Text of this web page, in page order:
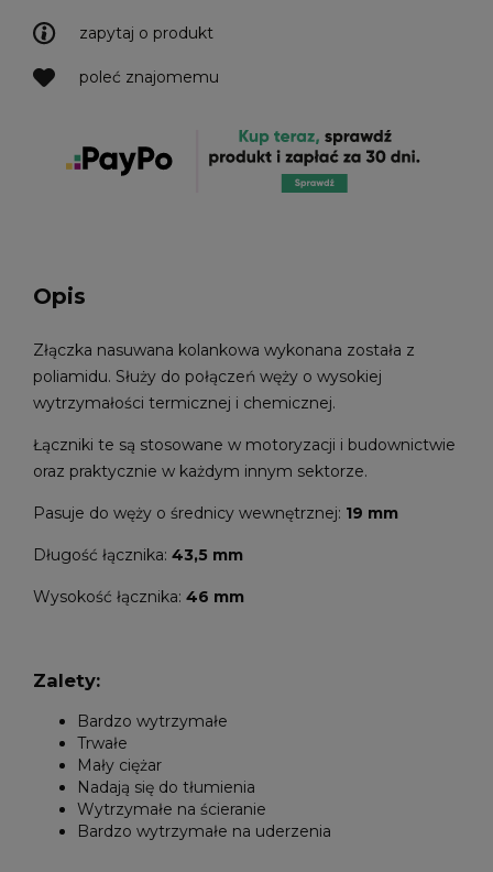
zapytaj o produkt
poleć znajomemu
Opis
Złączka nasuwana kolankowa wykonana została z
poliamidu. Służy do połączeń węży o wysokiej
wytrzymałości termicznej i chemicznej.
Łączniki te są stosowane w motoryzacji i budownictwie
oraz praktycznie w każdym innym sektorze.
Pasuje do węży o średnicy wewnętrznej: 19 mm
Długość łącznika: 43,5 mm
Wysokość łącznika: 46 mm
Zalety:
Bardzo wytrzymałe
Trwałe
Mały ciężar
Nadają się do tłumienia
Wytrzymałe na ścieranie
Bardzo wytrzymałe na uderzenia